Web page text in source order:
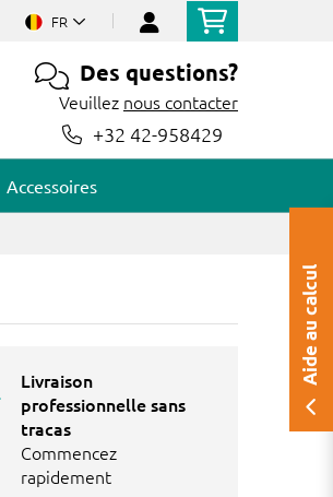
FR
Des questions?
Veuillez nous contacter
+32 42-958429
Accessoires
Livraison
professionnelle sans
tracas
Commencez
rapidement
Aide au calcul